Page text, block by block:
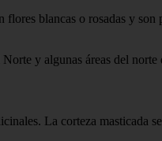
blancas o rosadas y
y algunas áreas del
La corteza masticada